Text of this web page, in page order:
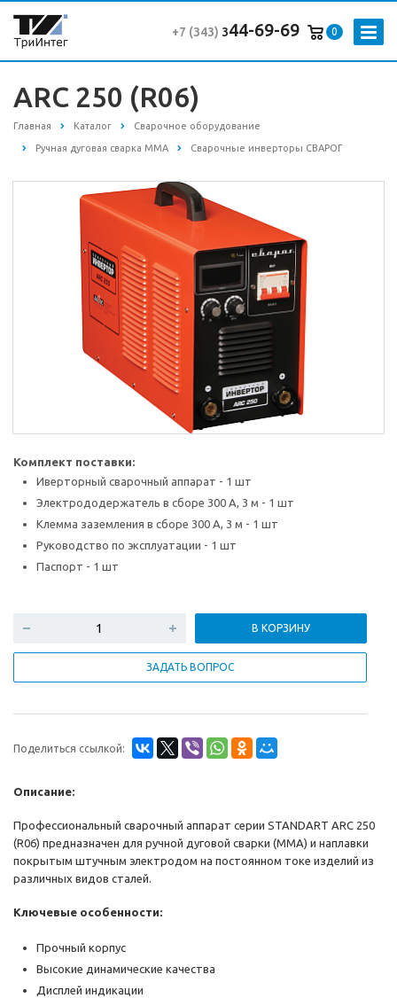
0
+7 (343) 344-69-69
ARC 250 (R06)
Главная Каталог Сварочное оборудование
Ручная дуговая сварка MMA Сварочные инверторы СВАРОГ
Комплект поставки:
Иверторный сварочный аппарат - 1 шт
Электрододержатель в сборе 300 А, 3 м - 1 шт
Клемма заземления в сборе 300 А, 3 м - 1 шт
Руководство по эксплуатации - 1 шт
Паспорт - 1 шт
В КОРЗИНУ
ЗАДАТЬ ВОПРОС
Поделиться ссылкой:
Описание:
Профессиональный сварочный аппарат серии STANDART ARC 250
(R06) предназначен для ручной дуговой сварки (MMA) и наплавки
покрытым штучным электродом на постоянном токе изделий из
различных видов сталей.
Ключевые особенности:
Прочный корпус
Высокие динамические качества
Дисплей индикации